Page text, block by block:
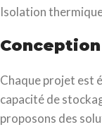
Isolation
Chaque projet est
capacité de
proposons des